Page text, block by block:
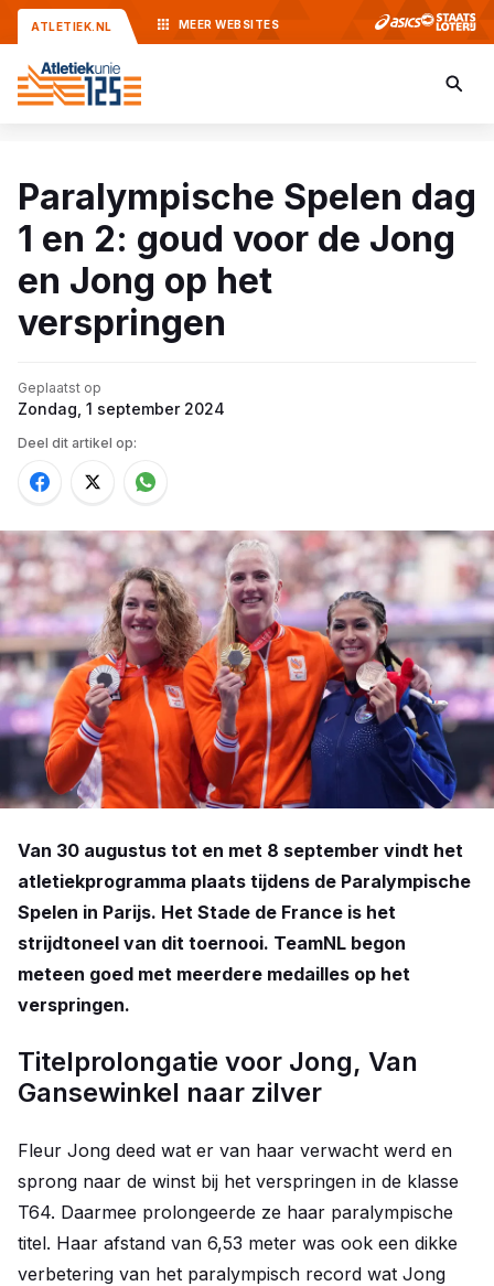
ATLETIEK.NL MEER WEBSITES
Paralympische Spelen dag
1 en 2: goud voor de Jong
en Jong op het
verspringen
Geplaatst op
Zondag, 1 september 2024
Deel dit artikel op:
Van 30 augustus tot en met 8 september vindt het
atletiekprogramma plaats tijdens de Paralympische
Spelen in Parijs. Het Stade de France is het
strijdtoneel van dit toernooi. TeamNL begon
meteen goed met meerdere medailles op het
verspringen.
Titelprolongatie voor Jong, Van
Gansewinkel naar zilver
Fleur Jong deed wat er van haar verwacht werd en
sprong naar de winst bij het verspringen in de klasse
T64. Daarmee prolongeerde ze haar paralympische
titel. Haar afstand van 6,53 meter was ook een dikke
verbetering van het paralympisch record wat Jong